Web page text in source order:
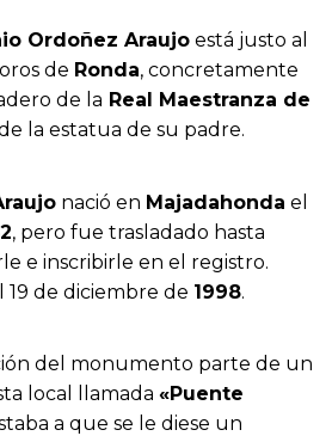
Ordoñez Araujo está justo al
de Ronda, concretamente
de la Real Maestranza de
la estatua de su padre.
nació en Majadahonda el
, pero fue trasladado hasta
e inscribirle en el registro.
19 de diciembre de 1998.
del monumento parte de un
local llamada «Puente
a que se le diese un